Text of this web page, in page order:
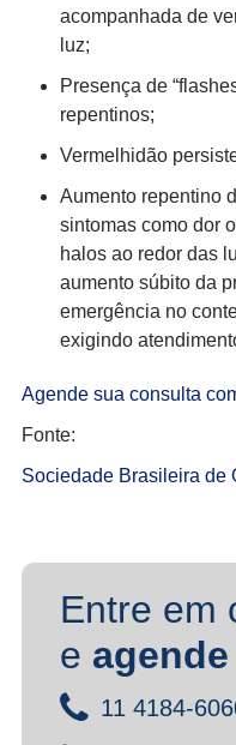
acompanhada de
luz;
Presença de
repentinos;
Vermelhidão
Aumento repentino
sintomas como dor
halos ao redor das
aumento súbito da
emergência no
exigindo
Agende sua consulta
Fonte:
Sociedade Brasileira de
Entre em
e
11 4184-